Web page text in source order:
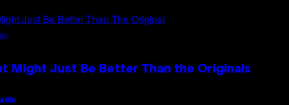
Might Just Be Better Than the Originals